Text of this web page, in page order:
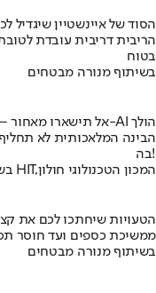
הסוד של איינשטיין שיגדיל
הריבית דריבית עובדת
בטוח
בשיתוף מנורה מבטחים
אל תישארו מאחור – בואו לגלות לאן ה-AI הולך
הבינה המלאכותית לא
בה!
בשיתוף HIT,המכון הטכנולוגי חולון
הטעויות שיחתכו לכם את
ממשיכת כספים ועד חוסר
בשיתוף מנורה מבטחים